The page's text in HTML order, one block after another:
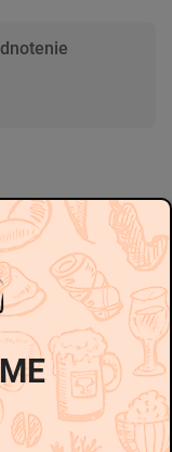
mäso,
škrob:
E120, Cesnak,
výrobku bolo
mäsa